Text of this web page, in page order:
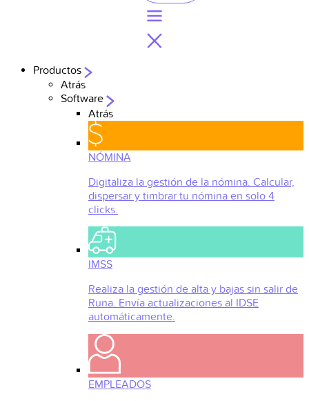
Productos
Atrás
Software
Atrás
NÓMINA
Digitaliza la gestión de la nómina. Calcular,
dispersar y timbrar tu nómina en solo 4
clicks.
IMSS
Realiza la gestión de alta y bajas sin salir de
Runa. Envía actualizaciones al IDSE
automáticamente.
EMPLEADOS